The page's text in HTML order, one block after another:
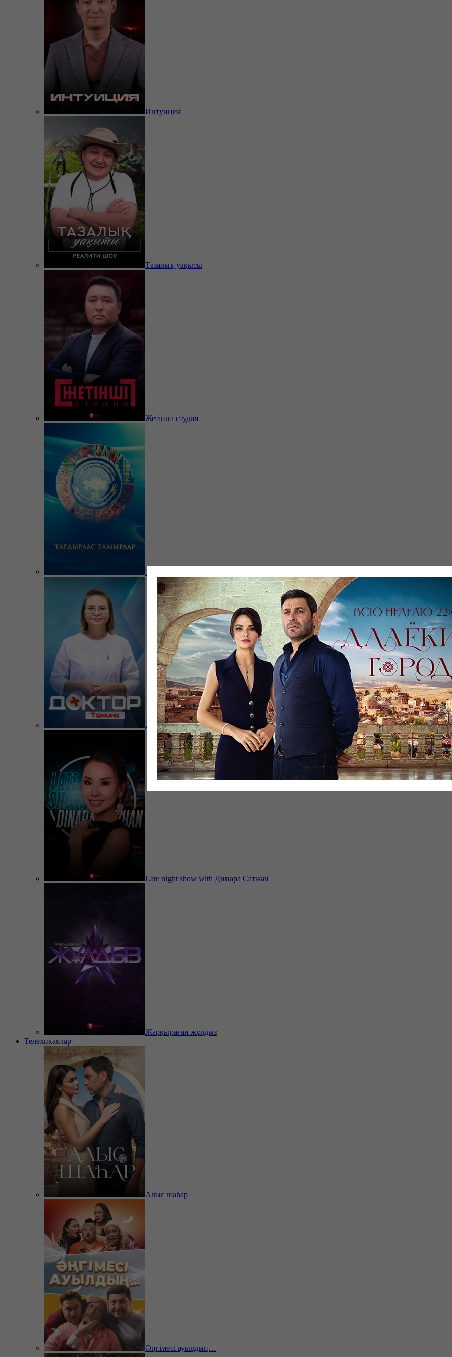
Интуиция
Тазалық уақыты
Жетінші студия
Тағдырлас тамырлар
Доктор Тажина
Late night show with Динара Сатжан
Жарқыраған жұлдыз
Телехикаялар
Алыс шаһар
Әңгімесі ауылдың…